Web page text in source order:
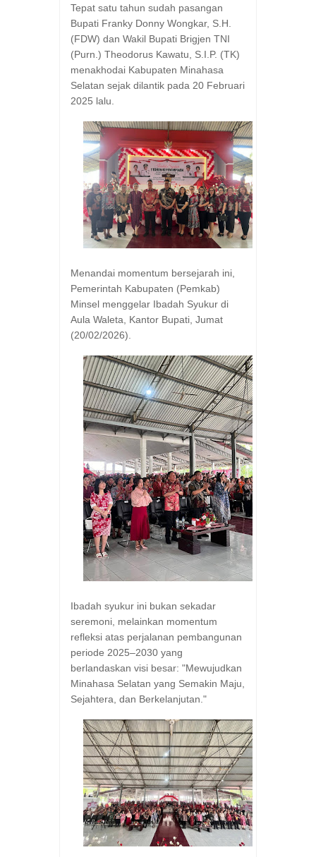
Tepat satu tahun sudah pasangan
Bupati Franky Donny Wongkar, S.H.
(FDW) dan Wakil Bupati Brigjen TNI
(Purn.) Theodorus Kawatu, S.I.P. (TK)
menakhodai Kabupaten Minahasa
Selatan sejak dilantik pada 20 Februari
2025 lalu.
Menandai momentum bersejarah ini,
Pemerintah Kabupaten (Pemkab)
Minsel menggelar Ibadah Syukur di
Aula Waleta, Kantor Bupati, Jumat
(20/02/2026).
Ibadah syukur ini bukan sekadar
seremoni, melainkan momentum
refleksi atas perjalanan pembangunan
periode 2025–2030 yang
berlandaskan visi besar: "Mewujudkan
Minahasa Selatan yang Semakin Maju,
Sejahtera, dan Berkelanjutan."